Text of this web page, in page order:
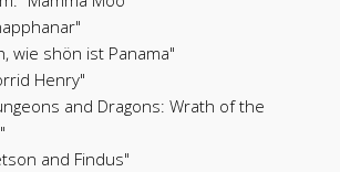
wie shön ist Panama"
Henry"
and Dragons: Wrath of the
and Findus"